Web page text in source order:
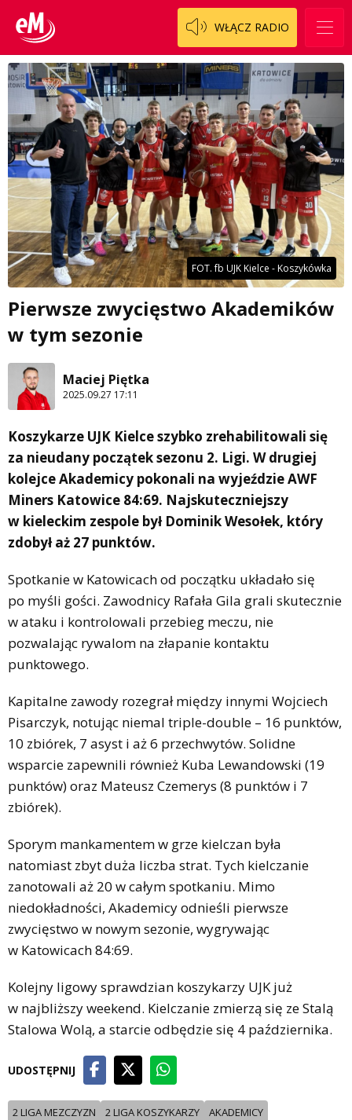
WŁĄCZ RADIO
FOT. fb UJK Kielce - Koszykówka
Pierwsze zwycięstwo Akademików
w tym sezonie
Maciej Piętka
2025.09.27 17:11
Koszykarze UJK Kielce szybko zrehabilitowali się
za nieudany początek sezonu 2. Ligi. W drugiej
kolejce Akademicy pokonali na wyjeździe AWF
Miners Katowice 84:69. Najskuteczniejszy
w kieleckim zespole był Dominik Wesołek, który
zdobył aż 27 punktów.
Spotkanie w Katowicach od początku układało się
po myśli gości. Zawodnicy Rafała Gila grali skutecznie
w ataku i kontrolowali przebieg meczu, nie
pozwalając rywalom na złapanie kontaktu
punktowego.
Kapitalne zawody rozegrał między innymi Wojciech
Pisarczyk, notując niemal triple-double – 16 punktów,
10 zbiórek, 7 asyst i aż 6 przechwytów. Solidne
wsparcie zapewnili również Kuba Lewandowski (19
punktów) oraz Mateusz Czemerys (8 punktów i 7
zbiórek).
Sporym mankamentem w grze kielczan była
natomiast zbyt duża liczba strat. Tych kielczanie
zanotowali aż 20 w całym spotkaniu. Mimo
niedokładności, Akademicy odnieśli pierwsze
zwycięstwo w nowym sezonie, wygrywając
w Katowicach 84:69.
Kolejny ligowy sprawdzian koszykarzy UJK już
w najbliższy weekend. Kielczanie zmierzą się ze Stalą
Stalowa Wolą, a starcie odbędzie się 4 października.
UDOSTĘPNIJ
2 LIGA MEZCZYZN 2 LIGA KOSZYKARZY
AKADEMICY